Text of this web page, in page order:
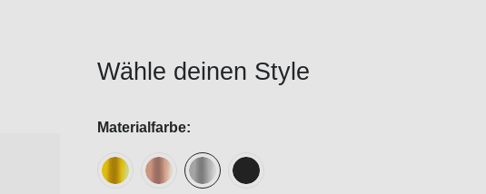
Wähle deinen Style
Materialfarbe: